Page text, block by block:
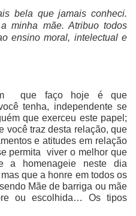
bela que jamais conheci.
minha mãe. Atribuo todos
ensino moral, intelectual e
que faço hoje é que
tenha, independente se
que exerceu este papel;
você traz desta relação, que
e atitudes em relação
permita viver o melhor que
a homenageie neste dia
que a honre em todos os
Mãe de barriga ou mãe
ou escolhida… Os tipos